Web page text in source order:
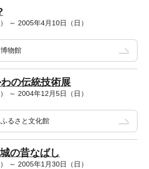
～ 2005年4月10日（日）
物館
の伝統技術展
～ 2004年12月5日（日）
るさと文化館
の昔なばし
～ 2005年1月30日（日）